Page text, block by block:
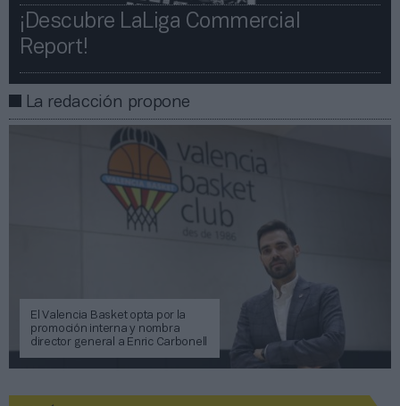
¡Descubre LaLiga Commercial
Report!​​
La redacción propone
El Valencia Basket opta por la
promoción interna y nombra
director general a Enric Carbonell